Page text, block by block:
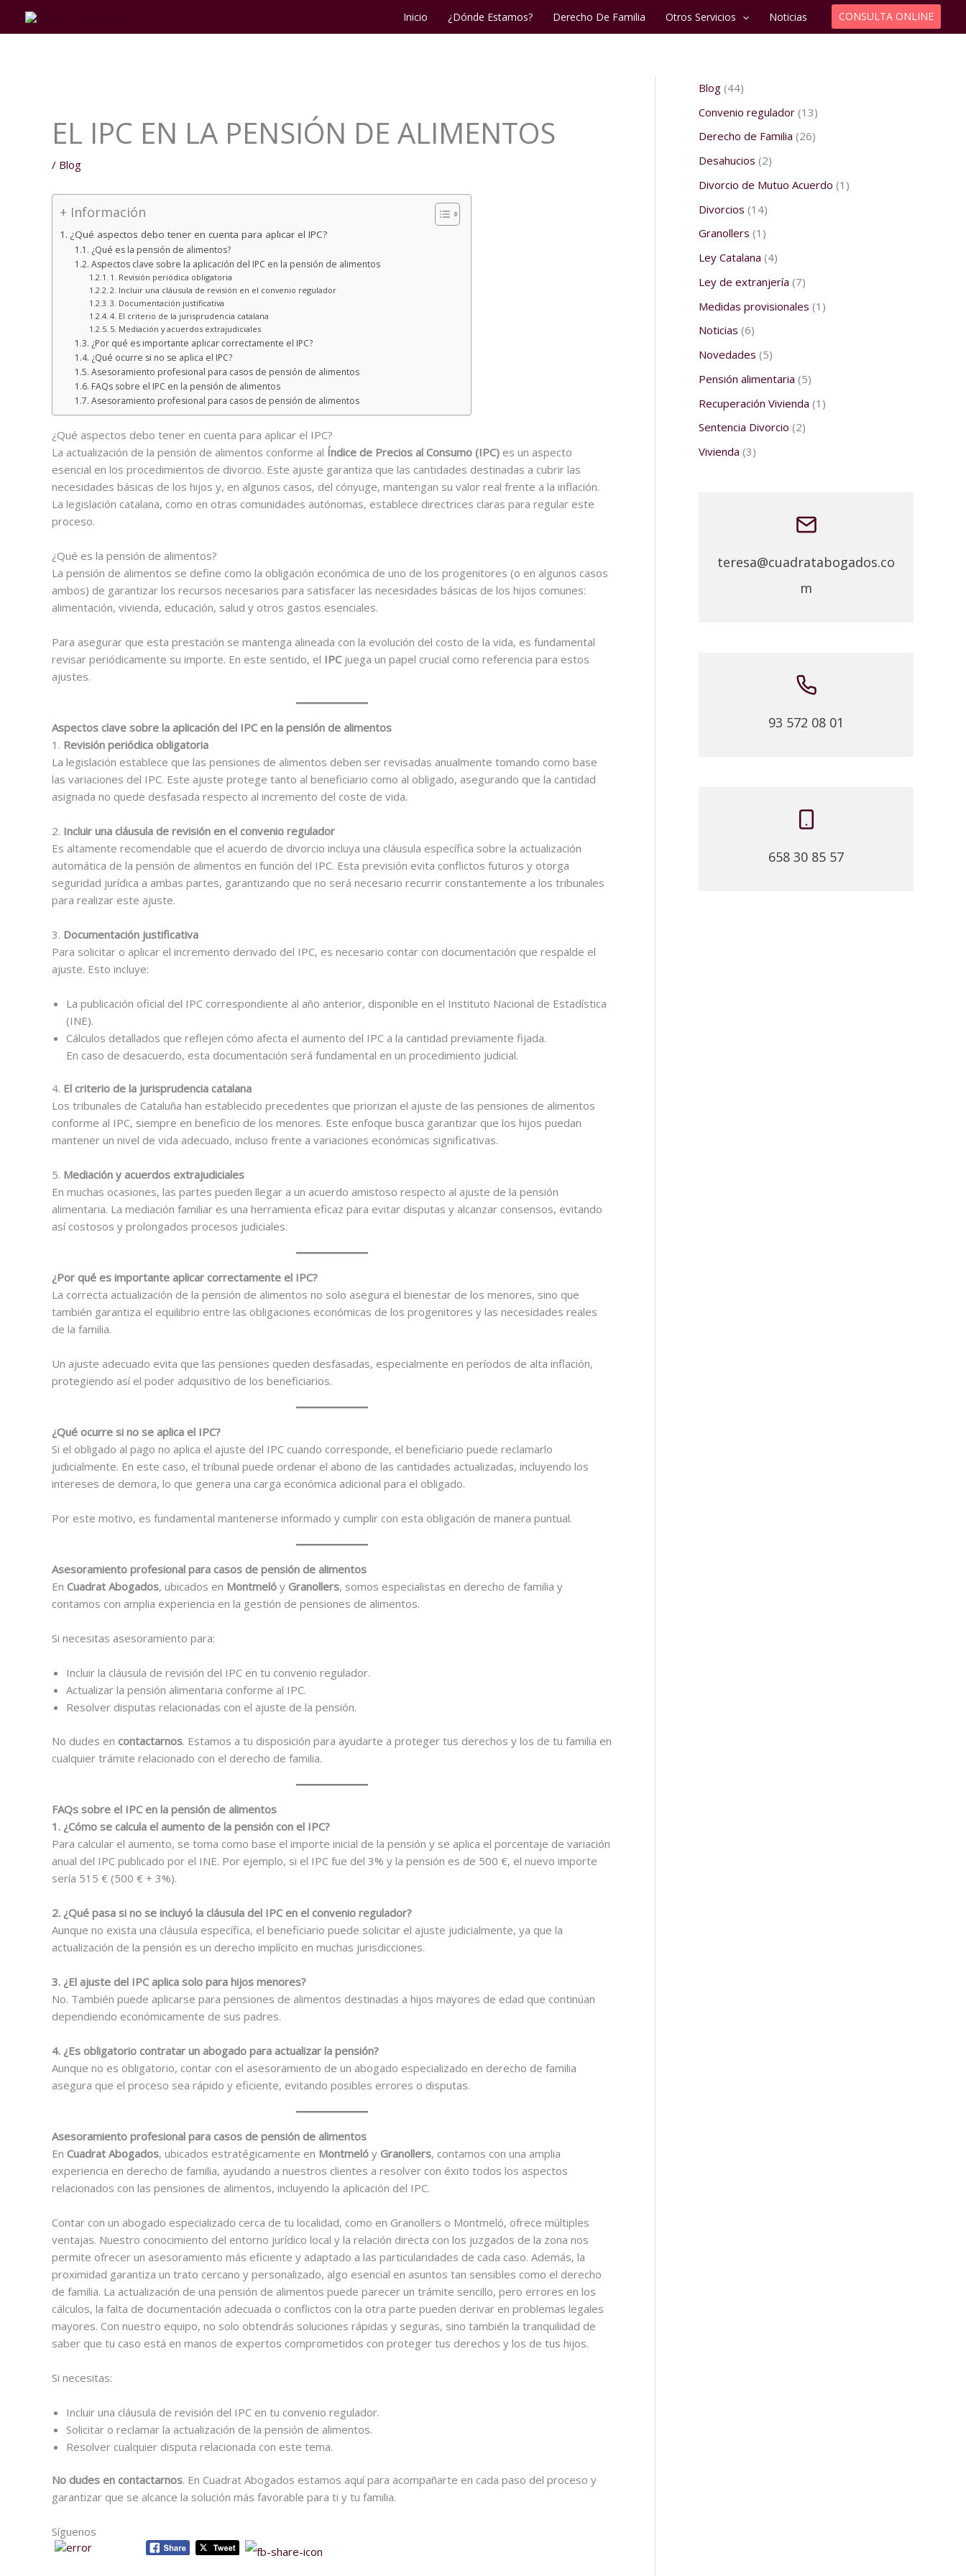
Inicio ¿Dónde Estamos? Derecho De Familia Otros Servicios Noticias CONSULTA ONLINE
EL IPC EN LA PENSIÓN DE ALIMENTOS
/ Blog
+ Información
¿Qué aspectos debo tener en cuenta para aplicar el IPC?
¿Qué es la pensión de alimentos?
Aspectos clave sobre la aplicación del IPC en la pensión de alimentos
1. Revisión periódica obligatoria
2. Incluir una cláusula de revisión en el convenio regulador
3. Documentación justificativa
4. El criterio de la jurisprudencia catalana
5. Mediación y acuerdos extrajudiciales
¿Por qué es importante aplicar correctamente el IPC?
¿Qué ocurre si no se aplica el IPC?
Asesoramiento profesional para casos de pensión de alimentos
FAQs sobre el IPC en la pensión de alimentos
Asesoramiento profesional para casos de pensión de alimentos
¿Qué aspectos debo tener en cuenta para aplicar el IPC?
La actualización de la pensión de alimentos conforme al Índice de Precios al Consumo (IPC) es un aspecto
esencial en los procedimientos de divorcio. Este ajuste garantiza que las cantidades destinadas a cubrir las
necesidades básicas de los hijos y, en algunos casos, del cónyuge, mantengan su valor real frente a la inflación.
La legislación catalana, como en otras comunidades autónomas, establece directrices claras para regular este
proceso.
¿Qué es la pensión de alimentos?
La pensión de alimentos se define como la obligación económica de uno de los progenitores (o en algunos casos
ambos) de garantizar los recursos necesarios para satisfacer las necesidades básicas de los hijos comunes:
alimentación, vivienda, educación, salud y otros gastos esenciales.
Para asegurar que esta prestación se mantenga alineada con la evolución del costo de la vida, es fundamental
revisar periódicamente su importe. En este sentido, el IPCjuega un papel crucial como referencia para estos
ajustes.
Aspectos clave sobre la aplicación del IPC en la pensión de alimentos
1. Revisión periódica obligatoria
La legislación establece que las pensiones de alimentos deben ser revisadas anualmente tomando como base
las variaciones del IPC. Este ajuste protege tanto al beneficiario como al obligado, asegurando que la cantidad
asignada no quede desfasada respecto al incremento del coste de vida.
2. Incluir una cláusula de revisión en el convenio regulador
Es altamente recomendable que el acuerdo de divorcio incluya una cláusula específica sobre la actualización
automática de la pensión de alimentos en función del IPC. Esta previsión evita conflictos futuros y otorga
seguridad jurídica a ambas partes, garantizando que no será necesario recurrir constantemente a los tribunales
para realizar este ajuste.
3. Documentación justificativa
Para solicitar o aplicar el incremento derivado del IPC, es necesario contar con documentación que respalde el
ajuste. Esto incluye:
La publicación oficial del IPC correspondiente al año anterior, disponible en el Instituto Nacional de Estadística
(INE).
Cálculos detallados que reflejen cómo afecta el aumento del IPC a la cantidad previamente fijada.
En caso de desacuerdo, esta documentación será fundamental en un procedimiento judicial.
4. El criterio de la jurisprudencia catalana
Los tribunales de Cataluña han establecido precedentes que priorizan el ajuste de las pensiones de alimentos
conforme al IPC, siempre en beneficio de los menores. Este enfoque busca garantizar que los hijos puedan
mantener un nivel de vida adecuado, incluso frente a variaciones económicas significativas.
5. Mediación y acuerdos extrajudiciales
En muchas ocasiones, las partes pueden llegar a un acuerdo amistoso respecto al ajuste de la pensión
alimentaria. La mediación familiar es una herramienta eficaz para evitar disputas y alcanzar consensos, evitando
así costosos y prolongados procesos judiciales.
¿Por qué es importante aplicar correctamente el IPC?
La correcta actualización de la pensión de alimentos no solo asegura el bienestar de los menores, sino que
también garantiza el equilibrio entre las obligaciones económicas de los progenitores y las necesidades reales
de la familia.
Un ajuste adecuado evita que las pensiones queden desfasadas, especialmente en períodos de alta inflación,
protegiendo así el poder adquisitivo de los beneficiarios.
¿Qué ocurre si no se aplica el IPC?
Si el obligado al pago no aplica el ajuste del IPC cuando corresponde, el beneficiario puede reclamarlo
judicialmente. En este caso, el tribunal puede ordenar el abono de las cantidades actualizadas, incluyendo los
intereses de demora, lo que genera una carga económica adicional para el obligado.
Por este motivo, es fundamental mantenerse informado y cumplir con esta obligación de manera puntual.
Asesoramiento profesional para casos de pensión de alimentos
En Cuadrat Abogados, ubicados en Montmeló y Granollers, somos especialistas en derecho de familia y
contamos con amplia experiencia en la gestión de pensiones de alimentos.
Si necesitas asesoramiento para:
Incluir la cláusula de revisión del IPC en tu convenio regulador.
Actualizar la pensión alimentaria conforme al IPC.
Resolver disputas relacionadas con el ajuste de la pensión.
No dudes en contactarnos. Estamos a tu disposición para ayudarte a proteger tus derechos y los de tu familia en
cualquier trámite relacionado con el derecho de familia.
FAQs sobre el IPC en la pensión de alimentos
1. ¿Cómo se calcula el aumento de la pensión con el IPC?
Para calcular el aumento, se toma como base el importe inicial de la pensión y se aplica el porcentaje de variación
anual del IPC publicado por el INE. Por ejemplo, si el IPC fue del 3% y la pensión es de 500 €, el nuevo importe
sería 515 € (500 € + 3%).
2. ¿Qué pasa si no se incluyó la cláusula del IPC en el convenio regulador?
Aunque no exista una cláusula específica, el beneficiario puede solicitar el ajuste judicialmente, ya que la
actualización de la pensión es un derecho implícito en muchas jurisdicciones.
3. ¿El ajuste del IPC aplica solo para hijos menores?
No. También puede aplicarse para pensiones de alimentos destinadas a hijos mayores de edad que continúan
dependiendo económicamente de sus padres.
4. ¿Es obligatorio contratar un abogado para actualizar la pensión?
Aunque no es obligatorio, contar con el asesoramiento de un abogado especializado en derecho de familia
asegura que el proceso sea rápido y eficiente, evitando posibles errores o disputas.
Asesoramiento profesional para casos de pensión de alimentos
En Cuadrat Abogados, ubicados estratégicamente en Montmeló y Granollers, contamos con una amplia
experiencia en derecho de familia, ayudando a nuestros clientes a resolver con éxito todos los aspectos
relacionados con las pensiones de alimentos, incluyendo la aplicación del IPC.
Contar con un abogado especializado cerca de tu localidad, como en Granollers o Montmeló, ofrece múltiples
ventajas. Nuestro conocimiento del entorno jurídico local y la relación directa con los juzgados de la zona nos
permite ofrecer un asesoramiento más eficiente y adaptado a las particularidades de cada caso. Además, la
proximidad garantiza un trato cercano y personalizado, algo esencial en asuntos tan sensibles como el derecho
de familia. La actualización de una pensión de alimentos puede parecer un trámite sencillo, pero errores en los
cálculos, la falta de documentación adecuada o conflictos con la otra parte pueden derivar en problemas legales
mayores. Con nuestro equipo, no solo obtendrás soluciones rápidas y seguras, sino también la tranquilidad de
saber que tu caso está en manos de expertos comprometidos con proteger tus derechos y los de tus hijos.
Si necesitas:
Incluir una cláusula de revisión del IPC en tu convenio regulador.
Solicitar o reclamar la actualización de la pensión de alimentos.
Resolver cualquier disputa relacionada con este tema.
No dudes en contactarnos. En Cuadrat Abogados estamos aquí para acompañarte en cada paso del proceso y
garantizar que se alcance la solución más favorable para ti y tu familia.
Síguenos
Blog (44)
Convenio regulador (13)
Derecho de Familia (26)
Desahucios (2)
Divorcio de Mutuo Acuerdo (1)
Divorcios (14)
Granollers (1)
Ley Catalana (4)
Ley de extranjería (7)
Medidas provisionales (1)
Noticias (6)
Novedades (5)
Pensión alimentaria (5)
Recuperación Vivienda (1)
Sentencia Divorcio (2)
Vivienda (3)
teresa@cuadratabogados.co
m
93 572 08 01
658 30 85 57